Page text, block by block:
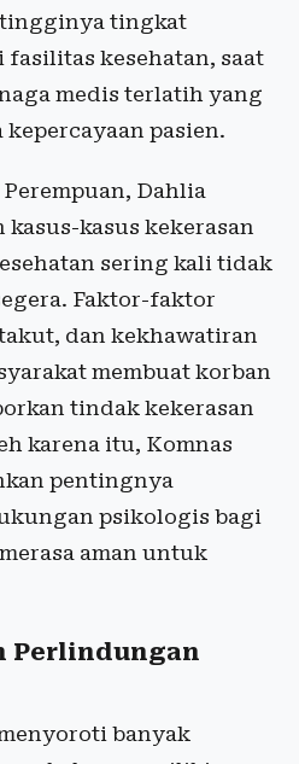
tingkat
fasilitas kesehatan, saat
medis terlatih yang
pasien.
Dahlia
kasus kekerasan
sering kali tidak
Faktor-faktor
dan kekhawatiran
membuat korban
tindak kekerasan
karena itu, Komnas
pentingnya
psikologis bagi
aman untuk
Perlindungan
banyak